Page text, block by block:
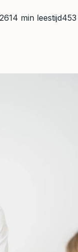
14 min leestijd453